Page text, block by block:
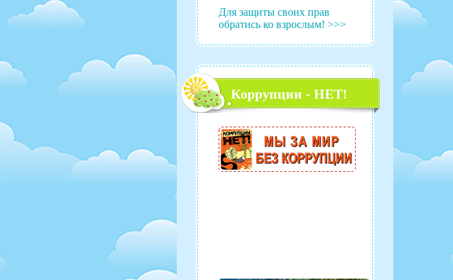
Для защиты своих прав
обратись ко взрослым! >>>
Коррупции - НЕТ!